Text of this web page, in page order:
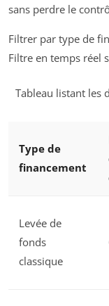
sans perdre le
Filtrer par type de
Filtre en temps réel
Tableau listant les
Type de
financement
Levée de
fonds
classique